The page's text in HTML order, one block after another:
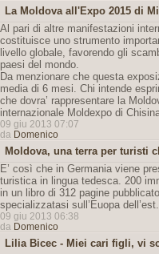
La Moldova all'Expo 2015 di
Al pari di altre manifestazioni
costituisce uno strumento
livello globale, favorendo gli
paesi del mondo.
Da menzionare che questa
media di 6 mesi. Chi intende
che dovra’ rappresentare la
internazionale Moldexpo di
09 giu 2013 07:07
da Domenico
Moldova, una terra per turisti
E’ così che in Germania viene
turistica in lingua tedesca. 200
in un libro di 312 pagine
specializzatasi sull’Euopa
09 giu 2013 06:38
da Domenico
Lilia Bicec - Miei cari figli, vi